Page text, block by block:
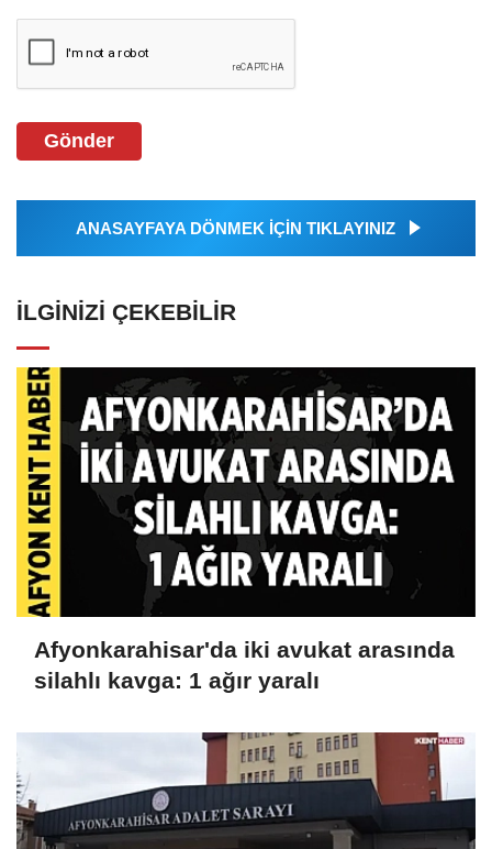
Gönder
ANASAYFAYA DÖNMEK İÇİN TIKLAYINIZ
İLGINIZI ÇEKEBILIR
Afyonkarahisar'da iki avukat arasında
silahlı kavga: 1 ağır yaralı